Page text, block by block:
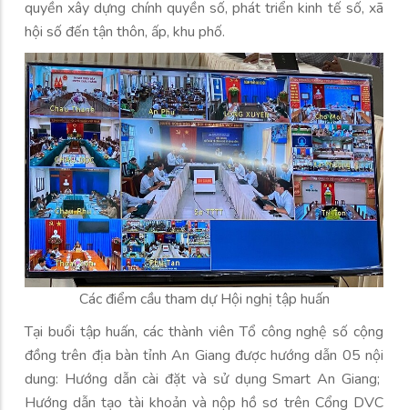
quyền xây dựng chính quyền số, phát triển kinh tế số, xã
hội số đến tận thôn, ấp, khu phố.
Các điểm cầu tham dự Hội nghị tập huấn
Tại buổi tập huấn, các thành viên Tổ công nghệ số cộng
đồng trên địa bàn tỉnh An Giang được hướng dẫn 05 nội
dung: Hướng dẫn cài đặt và sử dụng Smart An Giang;
Hướng dẫn tạo tài khoản và nộp hồ sơ trên Cổng DVC